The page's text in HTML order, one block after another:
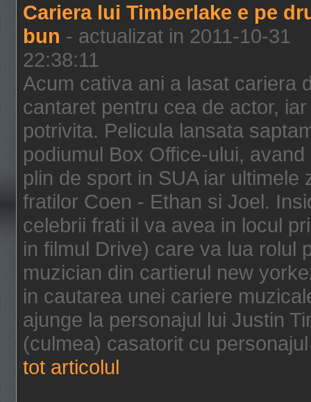
Cariera lui Timberlake e pe
bun - actualizat in 2011-10-31
22:38:11
Acum cativa ani a lasat cariera
cantaret pentru cea de actor,
potrivita. Pelicula lansata
podiumul Box Office-ului,
plin de sport in SUA iar
fratilor Coen - Ethan si Joel.
celebrii frati il va avea in locul
in filmul Drive) care va lua rolul
muzician din cartierul new
in cautarea unei cariere
ajunge la personajul lui Justin
(culmea) casatorit cu
tot articolul